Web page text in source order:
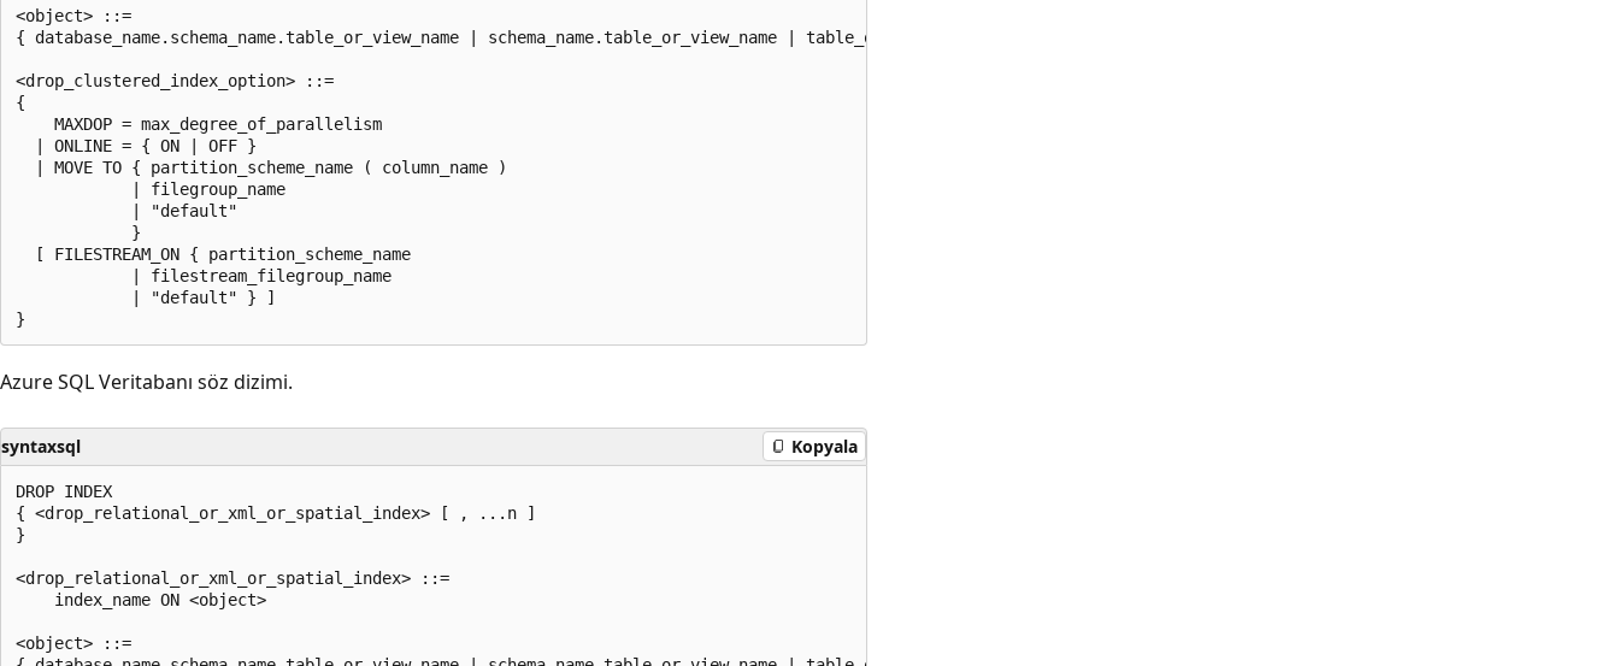
<object> ::=
{ database_name.schema_name.table_or_view_name | schema_name.table_or_view_name | table_or_view_name }
<drop_clustered_index_option> ::=
{
    MAXDOP = max_degree_of_parallelism
  | ONLINE = { ON | OFF }
  | MOVE TO { partition_scheme_name ( column_name )
            | filegroup_name
            | "default"
            }
  [ FILESTREAM_ON { partition_scheme_name
            | filestream_filegroup_name
            | "default" } ]
Azure SQL Veritabanı söz dizimi.
syntaxsql Kopyala
DROP INDEX
{ <drop_relational_or_xml_or_spatial_index> [ , ...n ]
}
<drop_relational_or_xml_or_spatial_index> ::=
    index_name ON <object>
<object> ::=